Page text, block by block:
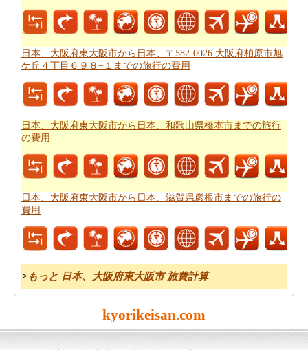
可能性を知りたいことを決定した場合、あなたの日本、
大阪府東大阪市から日本、滋賀県長浜市までの道路ルー
トプランを計画し、あなたのルートプランナーを使用す
ることができます。
日本、大阪府東大阪市から日本、〒582-0026 大阪府柏原市旭
ケ丘４丁目６９８−１までの旅行の費用
日本、大阪府東大阪市から日本、和歌山県橋本市までの旅行
の費用
日本、大阪府東大阪市から日本、滋賀県彦根市までの旅行の
費用
> もっと 日本、大阪府東大阪市 旅費計算
kyorikeisan.com